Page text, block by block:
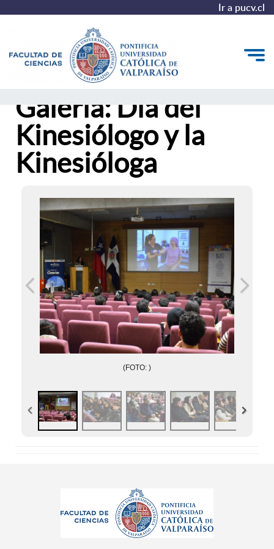
Ir a pucv.cl
Estudiantes
Postgrado y Formación Continua
Admisión
Galería: Día del
Kinesiólogo y la
Kinesióloga
(FOTO: )